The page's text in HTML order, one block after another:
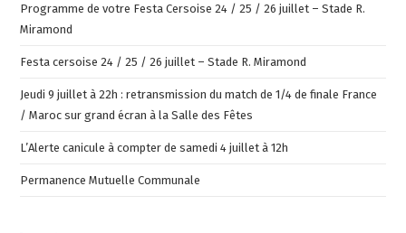
Programme de votre Festa Cersoise 24 / 25 / 26 juillet – Stade R.
Miramond
Festa cersoise 24 / 25 / 26 juillet – Stade R. Miramond
Jeudi 9 juillet à 22h : retransmission du match de 1/4 de finale France
/ Maroc sur grand écran à la Salle des Fêtes
L’Alerte canicule à compter de samedi 4 juillet à 12h
Permanence Mutuelle Communale